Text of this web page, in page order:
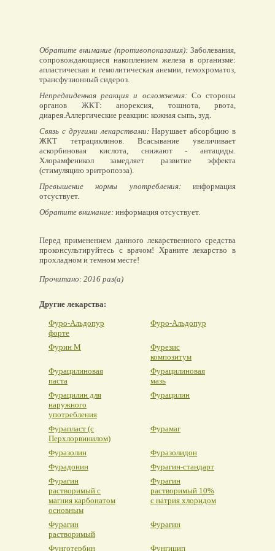
Обратите внимание (противопоказания): Заболевания,
сопровождающиеся накоплением железа в организме:
апластическая и гемолитическая анемии, гемохроматоз,
трансфузионный сидероз.
Непредвиденная реакция и осложнения:Со стороны
органов ЖКТ: анорексия, тошнота, рвота,
диарея.Аллергические реакции: кожная сыпь, зуд.
Связь с другими лекарствами:Нарушает абсорбцию в
ЖКТ тетрациклинов. Всасывание увеличивает
аскорбиновая кислота, снижают - антациды.
Хлорамфеникол замедляет развитие эффекта
(стимуляцию эритропоэза).
Превышение нормы употребления: информация
отсуствует.
Обратите внимание: информация отсуствует.
Перед применением данного лекарственного средства
проконсультируйтесь с врачом! Храните лекарство в
прохладном и темном месте!
Прочитано: 2016 раз(а)
Другие лекарства:
Фуро-Альдопур
форте
Фуро-Альдопур
Фурин М
Фурезис
композитум
Фурацилиновая
паста
Фурацилиновая
мазь
Фурацилин для
наружного
употребления
Фурацилин
Фурапласт (с
Перхлорвинилом)
Фурамаг
Фуразолин
Фуразолидон
Фурадонин
Фурагин-стандарт
Фурагин
растворимый с
магния карбонатом
основным
Фурагин
растворимый 10%
с натрия хлоридом
Фурагин
растворимый
Фурагин
Фунготербин Фунгицип